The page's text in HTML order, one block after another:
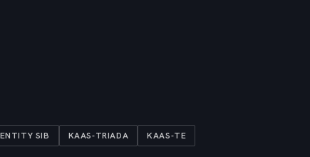
SIB KAAS-TRIADA KAAS-TE